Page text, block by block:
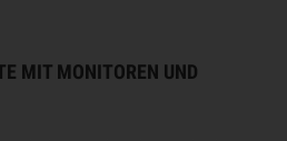
MIT MONITOREN UND